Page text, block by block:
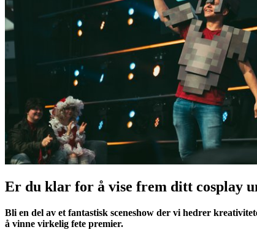
Er du klar for å vise frem ditt cosplay
Bli en del av et fantastisk sceneshow der vi hedrer
å vinne virkelig fete premier.